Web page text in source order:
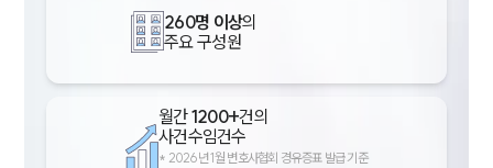
260명 이상의
주요 구성원
월간1200+건의
사건수임건수
* 2026년 1월 변호사협회 경유증표 발급 기준